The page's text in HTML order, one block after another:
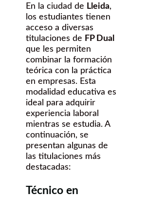
En la ciudad de Lleida,
los estudiantes tienen
acceso a diversas
titulaciones de FP Dual
que les permiten
combinar la formación
teórica con la práctica
en empresas. Esta
modalidad educativa es
ideal para adquirir
experiencia laboral
mientras se estudia. A
continuación, se
presentan algunas de
las titulaciones más
destacadas:
Técnico en